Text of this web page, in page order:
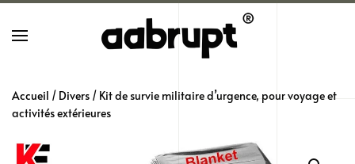
main
content
Accueil / Divers / Kit de survie militaire d’urgence, pour voyage et
activités extérieures